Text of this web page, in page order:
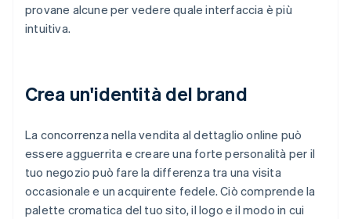
provane alcune per vedere quale interfaccia è più
intuitiva.
Crea un'identità del brand
La concorrenza nella vendita al dettaglio online può
essere agguerrita e creare una forte personalità per il
tuo negozio può fare la differenza tra una visita
occasionale e un acquirente fedele. Ciò comprende la
palette cromatica del tuo sito, il logo e il modo in cui